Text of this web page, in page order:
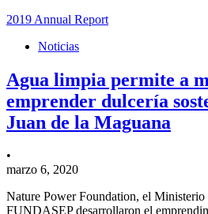
2019 Annual Report
Noticias
Agua limpia permite a
emprender dulcería
Juan de la Maguana
•
marzo 6, 2020
Nature Power Foundation, el
FUNDASEP desarrollaron el